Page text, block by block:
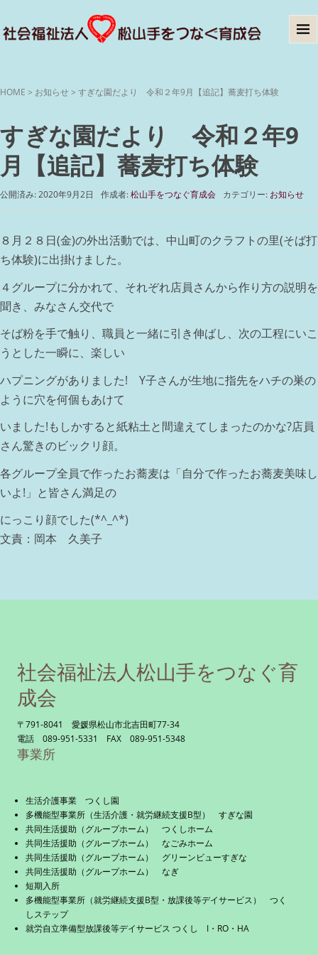
HOME > お知らせ> すぎな園だより 令和２年9月【追記】蕎麦打ち体験
すぎな園だより 令和２年9
月【追記】蕎麦打ち体験
公開済み: 2020年9月2日 作成者:松山手をつなぐ育成会 カテゴリー: お知らせ
８月２８日(金)の外出活動では、中山町のクラフトの里(そば打
ち体験)に出掛けました。
４グループに分かれて、それぞれ店員さんから作り方の説明を
聞き、みなさん交代で
そば粉を手で触り、職員と一緒に引き伸ばし、次の工程にいこ
うとした一瞬に、楽しい
ハプニングがありました! Y子さんが生地に指先をハチの巣の
ように穴を何個もあけて
いました!もしかすると紙粘土と間違えてしまったのかな?店員
さん驚きのビックリ顔。
各グループ全員で作ったお蕎麦は「自分で作ったお蕎麦美味し
いよ!」と皆さん満足の
にっこり顔でした(*^_^*)
文責：岡本 久美子
社会福祉法人松山手をつなぐ育
成会
〒791-8041 愛媛県松山市北吉田町77-34
電話 089-951-5331 FAX 089-951-5348
事業所
生活介護事業 つくし園
多機能型事業所（生活介護・就労継続支援B型） すぎな園
共同生活援助（グループホーム） つくしホーム
共同生活援助（グループホーム） なごみホーム
共同生活援助（グループホーム） グリーンビューすぎな
共同生活援助（グループホーム） なぎ
短期入所
多機能型事業所（就労継続支援B型・放課後等デイサービス） つく
しステップ
就労自立準備型放課後等デイサービス つくし I・RO・HA